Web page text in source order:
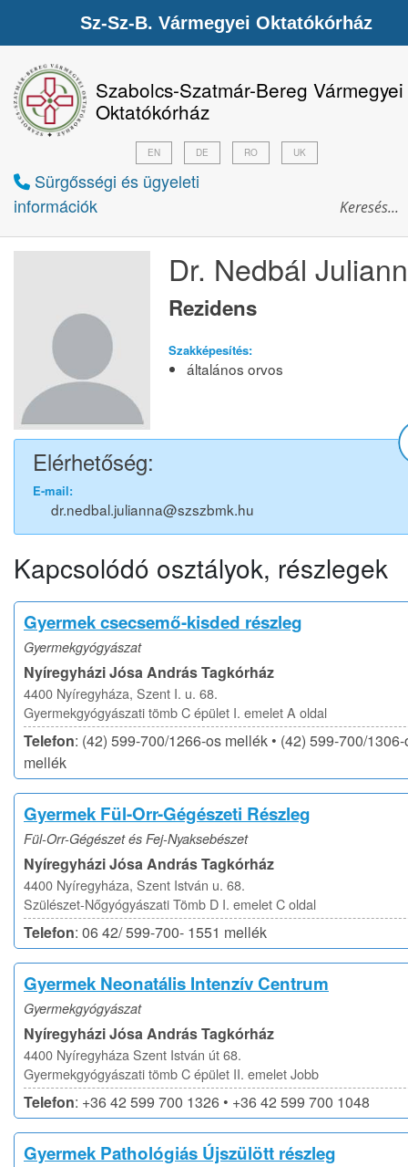
Szabolcs-Szatmár-Bereg Vármegyei
Oktatókórház
Sürgősségi és ügyeleti
információk
EN DE RO UK
Dr. Nedbál
Rezidens
Szakképesítés:
általános orvos
Elérhetőség:
E-mail:
dr.nedbal.julianna@szszbmk.hu
Kapcsolódó osztályok, részlegek
Gyermek csecsemő-kisded részleg
Gyermekgyógyászat
Nyíregyházi Jósa András Tagkórház
4400 Nyíregyháza, Szent I. u. 68.
Gyermekgyógyászati tömb C épület I. emelet A oldal
Telefon: (42) 599-700/1266-os mellék • (42) 599-700/
mellék
Gyermek Fül-Orr-Gégészeti Részleg
Fül-Orr-Gégészet és Fej-Nyaksebészet
Nyíregyházi Jósa András Tagkórház
4400 Nyíregyháza, Szent István u. 68.
Szülészet-Nőgyógyászati Tömb D I. emelet C oldal
Telefon: 06 42/ 599-700- 1551 mellék
Gyermek Neonatális Intenzív Centrum
Gyermekgyógyászat
Nyíregyházi Jósa András Tagkórház
4400 Nyíregyháza Szent István út 68.
Gyermekgyógyászati tömb C épület II. emelet Jobb
Telefon: +36 42 599 700 1326 • +36 42 599 700 1048
Gyermek Pathológiás Újszülött részleg
Sz-Sz-B. Vármegyei Oktatókórház